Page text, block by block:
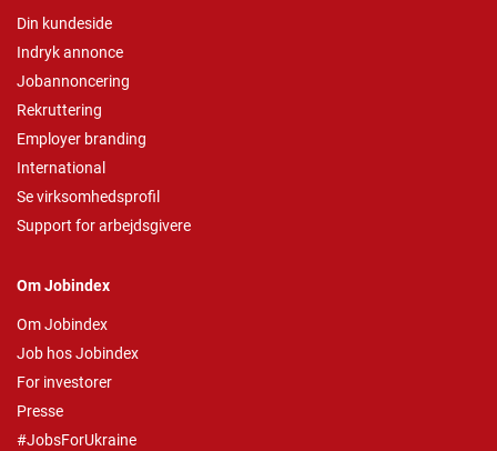
Din kundeside
Indryk annonce
Jobannoncering
Rekruttering
Employer branding
International
Se virksomhedsprofil
Support for arbejdsgivere
Om Jobindex
Om Jobindex
Job hos Jobindex
For investorer
Presse
#JobsForUkraine